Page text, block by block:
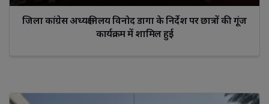
जिला कांग्रेस अध्यक्ष निलय विनोद डागा के निर्देश पर छात्रों की गूंज
कार्यक्रम में शामिल हुई